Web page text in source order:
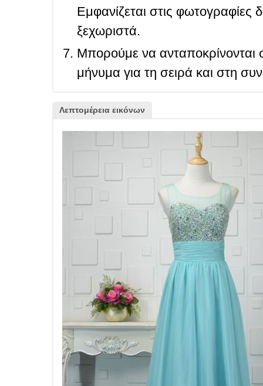
Εμφανίζεται στις φωτογραφίες
ξεχωριστά.
Μπορούμε να ανταποκρίνονται
μήνυμα για τη σειρά και στη
Λεπτομέρεια εικόνων